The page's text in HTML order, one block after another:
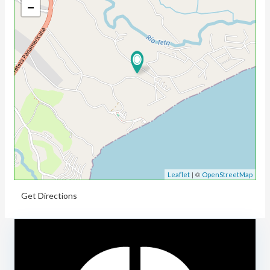
−
Leaflet | © OpenStreetMap
Get Directions